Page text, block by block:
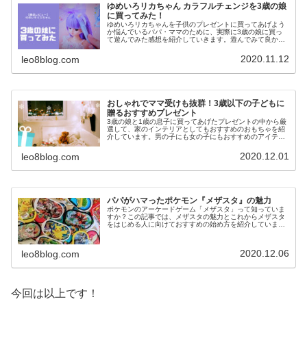
ゆめいろリカちゃん カラフルチェンジを3歳の娘
に買ってみた！
ゆめいろリカちゃんを子供のプレゼントに買ってあげよう
か悩んでいるパパ・ママのために、実際に3歳の娘に買っ
て遊んでみた感想を紹介していきます。遊んでみて良かっ
leo8blog.com 2020.11.12
おしゃれでママ受けも抜群！3歳以下の子どもに
贈るおすすめプレゼント
3歳の娘と1歳の息子に買ってあげたプレゼントの中から厳
選して、家のインテリアとしてもおすすめのおもちゃを紹
介しています。男の子にも女の子にもおすすめのアイテム
leo8blog.com 2020.12.01
パパがハマったポケモン『メザスタ』の魅力
ポケモンのアーケードゲーム「メザスタ」って知っていま
すか？この記事では、メザスタの魅力とこれからメザスタ
をはじめる人に向けておすすめの始め方を紹介していま
leo8blog.com 2020.12.06
今回は以上です！